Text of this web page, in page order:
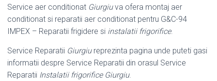
Service aer conditionat Giurgiuva ofera montaj aer
conditionat si reparatii aer conditionat pentru G&C-94
IMPEX – Reparatii frigidere si instalatii frigorifice.
Service Reparatii Giurgiureprezinta pagina unde puteti gasi
informatii despre Service Reparatii din orasul Service
Reparatii Instalatii frigorifice Giurgiu.